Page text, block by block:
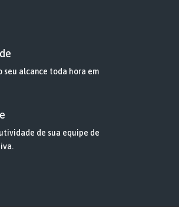
seu alcance toda hora em
de sua equipe de